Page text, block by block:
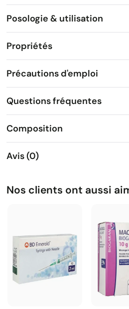
Posologie & utilisation
Propriétés
Précautions d'emploi
Questions fréquentes
Composition
Avis (0)
Nos clients ont aussi